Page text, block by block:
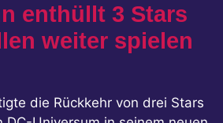
enthüllt 3 Stars
weiter spielen
die Rückkehr von drei Stars